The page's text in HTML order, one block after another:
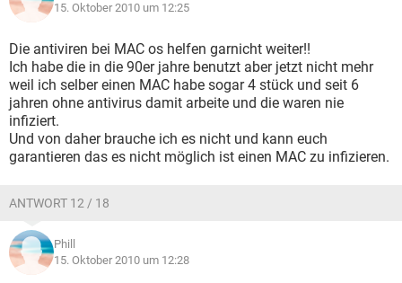
15. Oktober 2010 um 12:25
Die antiviren bei MAC os helfen garnicht weiter!!
Ich habe die in die 90er jahre benutzt aber jetzt nicht mehr
weil ich selber einen MAC habe sogar 4 stück und seit 6
jahren ohne antivirus damit arbeite und die waren nie
infiziert.
Und von daher brauche ich es nicht und kann euch
garantieren das es nicht möglich ist einen MAC zu infizieren.
ANTWORT 12 / 18
Phill
15. Oktober 2010 um 12:28